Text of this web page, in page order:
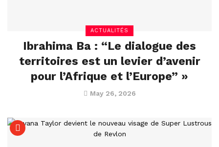
ACTUALITÉS
Ibrahima Ba : “Le dialogue des
territoires est un levier d’avenir
pour l’Afrique et l’Europe” »
May 26, 2026